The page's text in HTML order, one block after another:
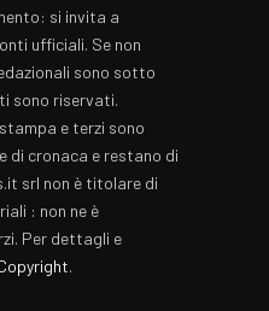
si invita a
ufficiali. Se non
sono sotto
sono riservati.
e terzi sono
di cronaca e restano di
srl non è titolare di
: non ne è
Per dettagli e
.